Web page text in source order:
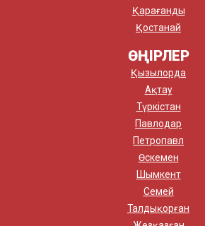
Қарағанды
Қостанай
ӨҢІРЛЕР
Қызылорда
Ақтау
Түркістан
Павлодар
Петропавл
Өскемен
Шымкент
Семей
Талдықорған